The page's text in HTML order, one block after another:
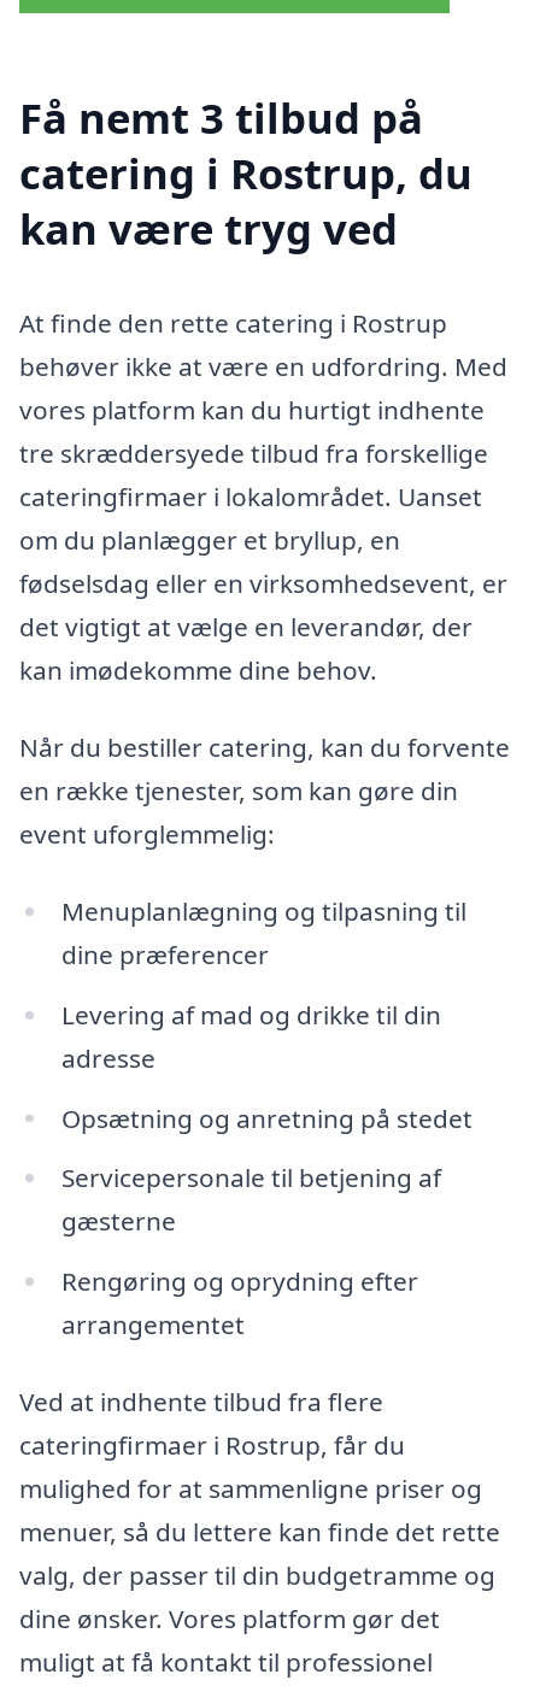
Få nemt 3 tilbud på
catering i Rostrup, du
kan være tryg ved
At finde den rette catering i Rostrup
behøver ikke at være en udfordring. Med
vores platform kan du hurtigt indhente
tre skræddersyede tilbud fra forskellige
cateringfirmaer i lokalområdet. Uanset
om du planlægger et bryllup, en
fødselsdag eller en virksomhedsevent, er
det vigtigt at vælge en leverandør, der
kan imødekomme dine behov.
Når du bestiller catering, kan du forvente
en række tjenester, som kan gøre din
event uforglemmelig:
Menuplanlægning og tilpasning til
dine præferencer
Levering af mad og drikke til din
adresse
Opsætning og anretning på stedet
Servicepersonale til betjening af
gæsterne
Rengøring og oprydning efter
arrangementet
Ved at indhente tilbud fra flere
cateringfirmaer i Rostrup, får du
mulighed for at sammenligne priser og
menuer, så du lettere kan finde det rette
valg, der passer til din budgetramme og
dine ønsker. Vores platform gør det
muligt at få kontakt til professionel